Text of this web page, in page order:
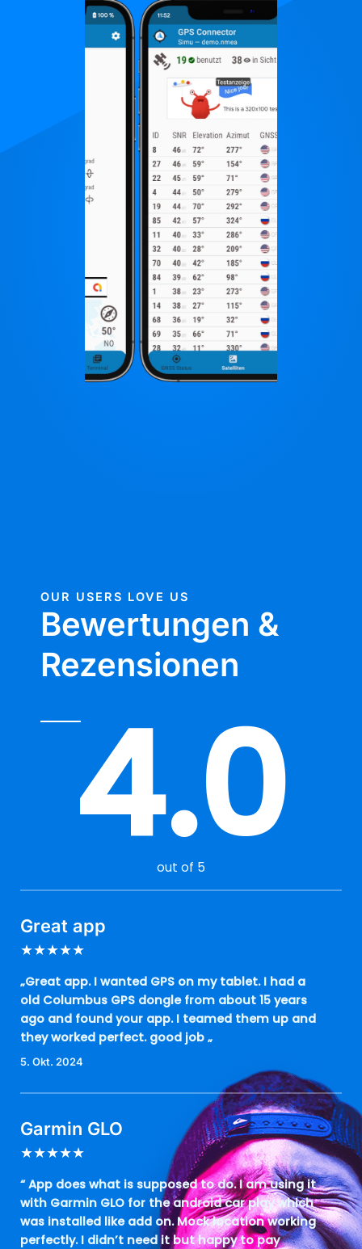
OUR USERS LOVE US
Bewertungen &
Rezensionen
4.0
out of 5
Great app
★★★★★
„Great app. I wanted GPS on my tablet. I had a
old Columbus GPS dongle from about 15 years
ago and found your app. I teamed them up and
they worked perfect. good job „
5. Okt. 2024
Garmin GLO
★★★★★
“ App does what is supposed to do. I am using it
with Garmin GLO for the android car play which
was installed like add on. Mock location working
perfectly. I didn’t need it but happy to pay